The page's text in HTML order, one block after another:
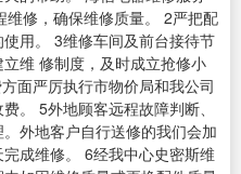
修，确保维修质量。 2严把配
用。 3维修车间及前台接待节
维 修制度，及时成立抢修小
面严厉执行市物价局和我公司
。 5外地顾客远程故障判断、
外地客户自行送修的我们会加
成维修。 6经我中心史密斯维